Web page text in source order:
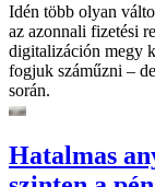
Idén több olyan
az azonnali fizetési
digitalizáción megy
fogjuk száműzni –
során.
Hatalmas